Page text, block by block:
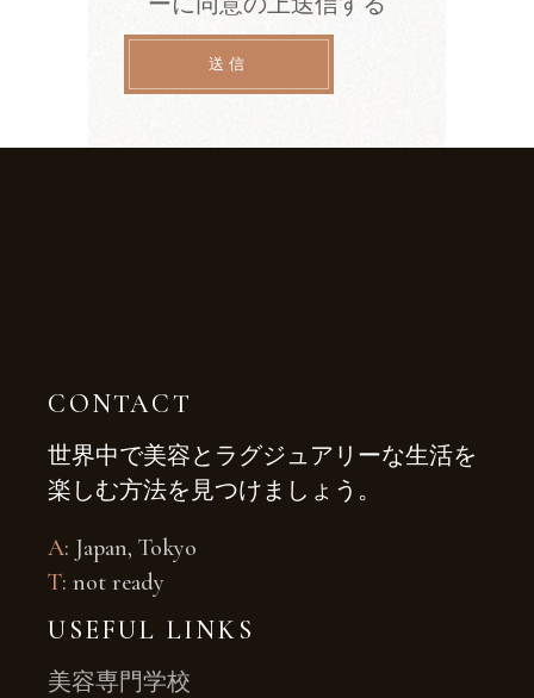
送信
CONTACT
世界中で美容とラグジュアリーな生活を
楽しむ方法を見つけましょう。
A: Japan, Tokyo
T: not ready
USEFUL LINKS
美容専門学校